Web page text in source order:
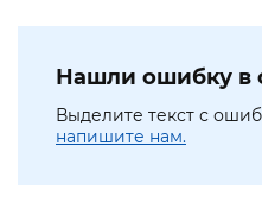
Нашли ошибку в
Выделите текст с
напишите нам.